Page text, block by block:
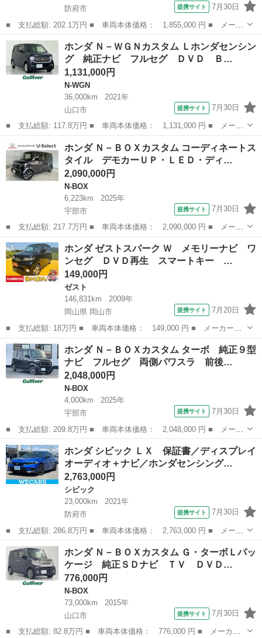
防府市
提携サイト 7月30日
■ 支払総額: 202.1万円 ■ 車両本体価格： 1,855,000 円 ■ メーカ
ー名： ホンダ ■ 車種名： フィット ■ グレード名： ｅＨＥ
Ｖ ＲＳ 新品タイヤ／純正エアロ／保証書／純正 ９インチ ＳＤ
ナビ／ホン...
山口 防府市 フィット
ホンダ Ｎ－ＷＧＮカスタム Ｌホンダセンシン
グ 純正ナビ フルセグ ＤＶＤ Ｂ…
1,131,000円
N-WGN
36,000km
2021年
山口市
提携サイト 7月30日
■ 支払総額: 117.8万円 ■ 車両本体価格： 1,131,000 円 ■ メーカ
ー名： ホンダ ■ 車種名： Ｎ－ＷＧＮカスタム ■ グレード
名： Ｌホンダセンシング 純正ナビ フルセグ ＤＶＤ Ｂｌｕｅ
ｔｏｏｔｈ ...
山口 N-WGN
ホンダ Ｎ－ＢＯＸカスタム コーディネートス
タイル デモカーＵＰ・ＬＥＤ・ディ…
2,090,000円
N-BOX
6,223km
2025年
宇部市
提携サイト 7月30日
■ 支払総額: 217.7万円 ■ 車両本体価格： 2,090,000 円 ■ メーカ
ー名： ホンダ ■ 車種名： Ｎ－ＢＯＸカスタム ■ グレード
名： コーディネートスタイル デモカーＵＰ・ＬＥＤ・ディスプレ
イオーディオ...
山口 宇部市 N-BOX
ホンダ ゼストスパーク Ｗ メモリーナビ ワ
ンセグ ＤＶＤ再生 スマートキー …
149,000円
ゼスト
146,831km
2009年
岡山県 岡山市
提携サイト 7月20日
■ 支払総額: 18万円 ■ 車両本体価格： 149,000 円 ■ メーカー
名： ホンダ ■ 車種名： ゼストスパーク ■ グレード名： Ｗ
メモリーナビ ワンセグ ＤＶＤ再生 スマートキー オートエアコ
ン ＥＴＣ アル...
岡山 岡山市 ゼスト
ホンダ Ｎ－ＢＯＸカスタム ターボ 純正９型
ナビ フルセグ 両側パワスラ 前後…
2,048,000円
N-BOX
4,000km
2025年
宇部市
提携サイト 7月30日
■ 支払総額: 209.8万円 ■ 車両本体価格： 2,048,000 円 ■ メーカ
ー名： ホンダ ■ 車種名： Ｎ－ＢＯＸカスタム ■ グレード
名： ターボ 純正９型ナビ フルセグ 両側パワスラ 前後ドラレ
コ バックカ...
山口 宇部市 N-BOX
ホンダ シビック ＬＸ 保証書／ディスプレイ
オーディオ＋ナビ／ホンダセンシング…
2,763,000円
シビック
23,000km
2021年
防府市
提携サイト 7月30日
■ 支払総額: 286.8万円 ■ 車両本体価格： 2,763,000 円 ■ メーカ
ー名： ホンダ ■ 車種名： シビック ■ グレード名： ＬＸ 保
証書／ディスプレイオーディオ＋ナビ／ホンダセンシング／シートヒ
ーター ...
山口 防府市 シビック
ホンダ Ｎ－ＢＯＸカスタム Ｇ・ターボＬパッ
ケージ 純正ＳＤナビ ＴＶ ＤＶＤ…
776,000円
N-BOX
73,000km
2015年
山口市
提携サイト 7月30日
■ 支払総額: 82.8万円 ■ 車両本体価格： 776,000 円 ■ メーカー